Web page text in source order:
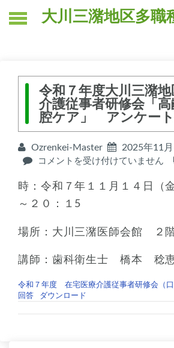
大川三潴地区多職
令和７年度大川三潴
介護従事者研修会「
腔ケア」 アンケー
Ozrenkei-Master 2025年11月
令
７
年
度
川
潴
区
在
コメントを受け付けていません
時：令和７年１１月１４日（
～２０：１5
場所：大川三潴医師会館 ２
講師：歯科衛生士 橋本 稔
令和７年度 在宅医療介護従事者研修会（口
回答
ダウンロード